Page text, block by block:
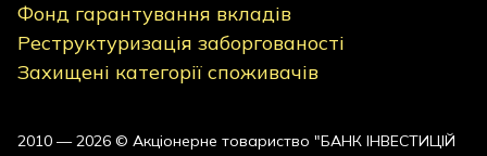
Фонд гарантування вкладів
Реструктуризація заборгованості
Захищені категорії споживачів
2010 — 2026 © Акціонерне товариство "БАНК ІНВЕСТИЦІЙ